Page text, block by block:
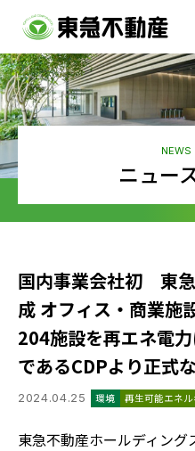
NEWS
ニュー
国内事業会社初 東
成 オフィス・商業施
204施設を再エネ電
であるCDPより正式
2024.04.25 環境 再生可能エネル
東急不動産ホールディン